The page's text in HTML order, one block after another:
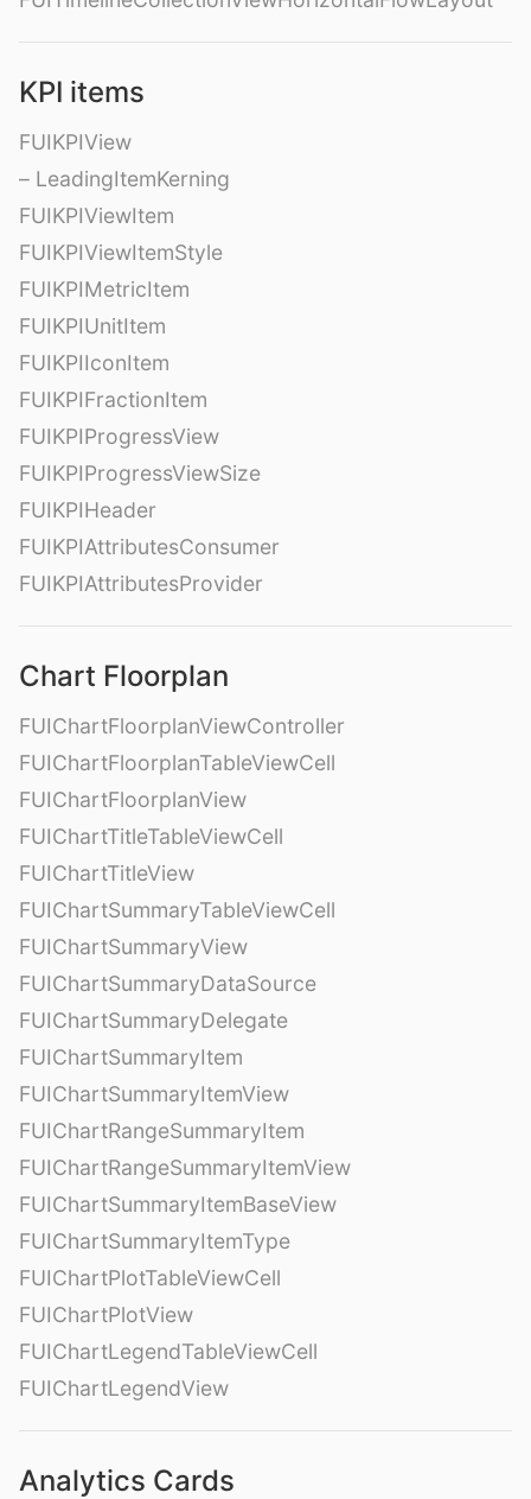
KPI items
FUIKPIView
– LeadingItemKerning
FUIKPIViewItem
FUIKPIViewItemStyle
FUIKPIMetricItem
FUIKPIUnitItem
FUIKPIIconItem
FUIKPIFractionItem
FUIKPIProgressView
FUIKPIProgressViewSize
FUIKPIHeader
FUIKPIAttributesConsumer
FUIKPIAttributesProvider
Chart Floorplan
FUIChartFloorplanViewController
FUIChartFloorplanTableViewCell
FUIChartFloorplanView
FUIChartTitleTableViewCell
FUIChartTitleView
FUIChartSummaryTableViewCell
FUIChartSummaryView
FUIChartSummaryDataSource
FUIChartSummaryDelegate
FUIChartSummaryItem
FUIChartSummaryItemView
FUIChartRangeSummaryItem
FUIChartRangeSummaryItemView
FUIChartSummaryItemBaseView
FUIChartSummaryItemType
FUIChartPlotTableViewCell
FUIChartPlotView
FUIChartLegendTableViewCell
FUIChartLegendView
Analytics Cards